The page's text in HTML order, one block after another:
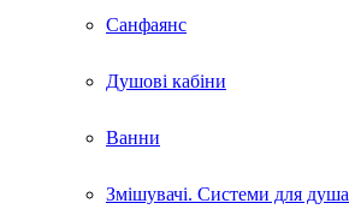
Санфаянс
Душові кабіни
Ванни
Змішувачі. Системи для душа